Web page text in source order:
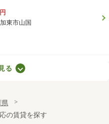
東市山国
る
県
の賃貸を探す